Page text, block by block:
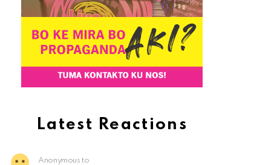
Latest Reactions
Anonymous to